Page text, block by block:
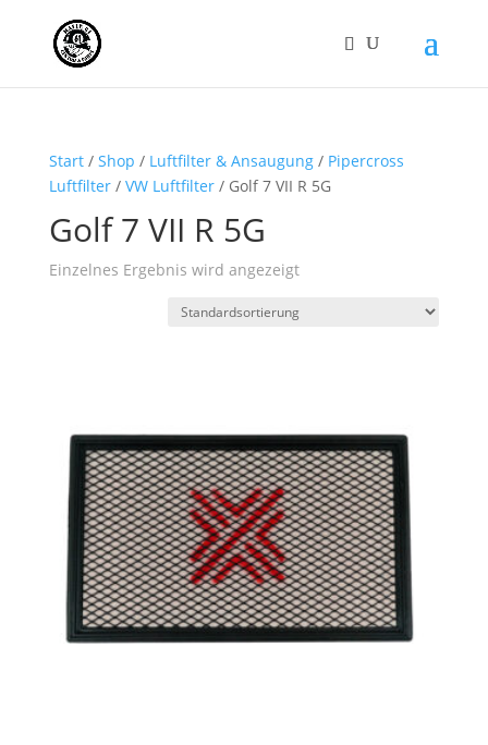
Start/ Shop / Luftfilter & Ansaugung/ Pipercross
Luftfilter/ VW Luftfilter/ Golf 7 VII R 5G
Golf 7 VII R 5G
Einzelnes Ergebnis wird angezeigt